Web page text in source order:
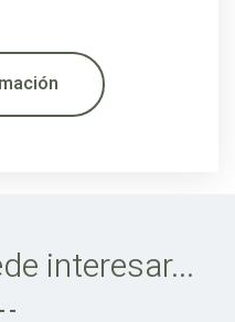
interesar...